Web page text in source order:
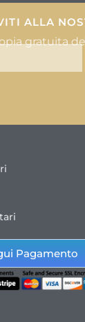
ALLA
gratuita
Pagamento